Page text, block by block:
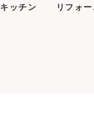
キッチン リフォ